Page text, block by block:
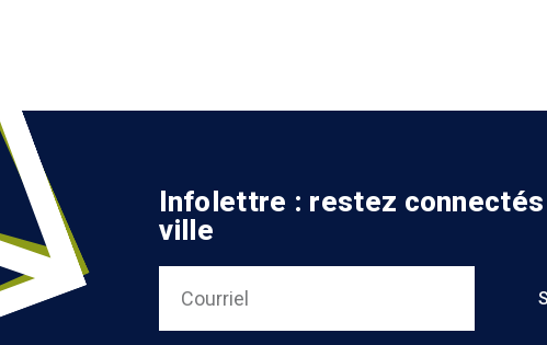
Infolettre : restez
ville